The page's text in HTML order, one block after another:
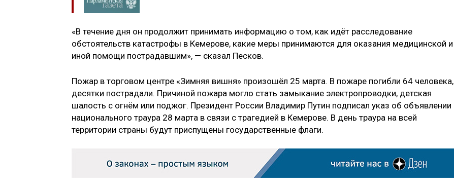
«В течение дня он продолжит принимать информацию о том, как идёт расследование
обстоятельств катастрофы в Кемерове, какие меры принимаются для оказания медицинской и
иной помощи пострадавшим», — сказал Песков.
Пожар в торговом центре «Зимняя вишня» произошёл 25 марта. В пожаре погибли 64 человека,
десятки пострадали. Причиной пожара могло стать замыкание электропроводки, детская
шалость с огнём или поджог. Президент России Владимир Путин подписал указ об объявлении
национального траура 28 марта в связи с трагедией в Кемерове. В день траура на всей
территории страны будут приспущены государственные флаги.